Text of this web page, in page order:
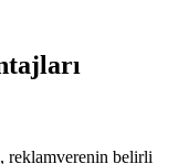
reklamverenin belirli